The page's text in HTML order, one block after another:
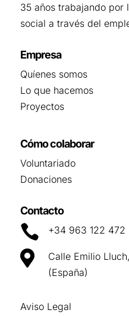
35 años trabajando por
social a través del
Empresa
Quíenes somos
Lo que hacemos
Proyectos
Cómo colaborar
Voluntariado
Donaciones
Contacto
 +34 963 122 472

Calle Emilio
(España)
Aviso Legal